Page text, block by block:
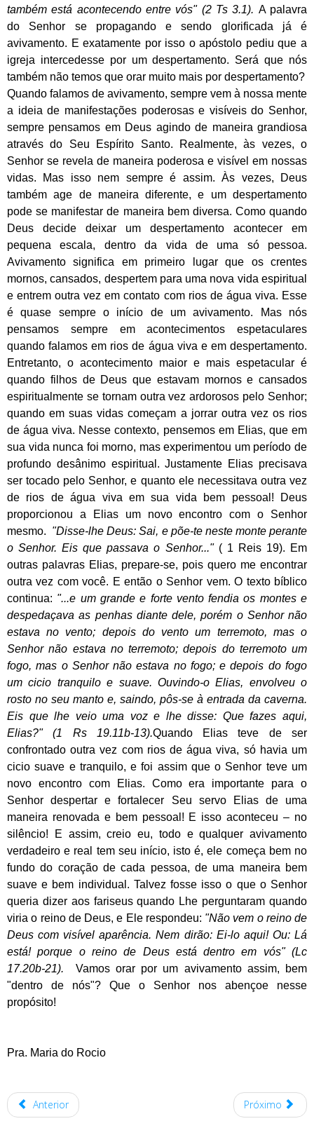
também está acontecendo entre vós" (2 Ts 3.1). A palavra
do Senhor se propagando e sendo glorificada já é
avivamento. E exatamente por isso o apóstolo pediu que a
igreja intercedesse por um despertamento. Será que nós
também não temos que orar muito mais por despertamento?
Quando falamos de avivamento, sempre vem à nossa mente
a ideia de manifestações poderosas e visíveis do Senhor,
sempre pensamos em Deus agindo de maneira grandiosa
através do Seu Espírito Santo. Realmente, às vezes, o
Senhor se revela de maneira poderosa e visível em nossas
vidas. Mas isso nem sempre é assim. Às vezes, Deus
também age de maneira diferente, e um despertamento
pode se manifestar de maneira bem diversa. Como quando
Deus decide deixar um despertamento acontecer em
pequena escala, dentro da vida de uma só pessoa.
Avivamento significa em primeiro lugar que os crentes
mornos, cansados, despertem para uma nova vida espiritual
e entrem outra vez em contato com rios de água viva. Esse
é quase sempre o início de um avivamento. Mas nós
pensamos sempre em acontecimentos espetaculares
quando falamos em rios de água viva e em despertamento.
Entretanto, o acontecimento maior e mais espetacular é
quando filhos de Deus que estavam mornos e cansados
espiritualmente se tornam outra vez ardorosos pelo Senhor;
quando em suas vidas começam a jorrar outra vez os rios
de água viva. Nesse contexto, pensemos em Elias, que em
sua vida nunca foi morno, mas experimentou um período de
profundo desânimo espiritual. Justamente Elias precisava
ser tocado pelo Senhor, e quanto ele necessitava outra vez
de rios de água viva em sua vida bem pessoal! Deus
proporcionou a Elias um novo encontro com o Senhor
mesmo. "Disse-lhe Deus: Sai, e põe-te neste monte perante
o Senhor. Eis que passava o Senhor..."( 1 Reis 19). Em
outras palavras Elias, prepare-se, pois quero me encontrar
outra vez com você. E então o Senhor vem. O texto bíblico
continua: "...e um grande e forte vento fendia os montes e
despedaçava as penhas diante dele, porém o Senhor não
estava no vento; depois do vento um terremoto, mas o
Senhor não estava no terremoto; depois do terremoto um
fogo, mas o Senhor não estava no fogo; e depois do fogo
um cicio tranquilo e suave. Ouvindo-o Elias, envolveu o
rosto no seu manto e, saindo, pôs-se à entrada da caverna.
Eis que lhe veio uma voz e lhe disse: Que fazes aqui,
Elias?" (1 Rs 19.11b-13).Quando Elias teve de ser
confrontado outra vez com rios de água viva, só havia um
cicio suave e tranquilo, e foi assim que o Senhor teve um
novo encontro com Elias. Como era importante para o
Senhor despertar e fortalecer Seu servo Elias de uma
maneira renovada e bem pessoal! E isso aconteceu – no
silêncio! E assim, creio eu, todo e qualquer avivamento
verdadeiro e real tem seu início, isto é, ele começa bem no
fundo do coração de cada pessoa, de uma maneira bem
suave e bem individual. Talvez fosse isso o que o Senhor
queria dizer aos fariseus quando Lhe perguntaram quando
viria o reino de Deus, e Ele respondeu: "Não vem o reino de
Deus com visível aparência. Nem dirão: Ei-lo aqui! Ou: Lá
está! porque o reino de Deus está dentro em vós" (Lc
17.20b-21). Vamos orar por um avivamento assim, bem
"dentro de nós"? Que o Senhor nos abençoe nesse
propósito!
Pra. Maria do Rocio
Anterior Próximo